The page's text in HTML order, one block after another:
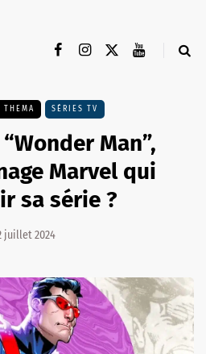
THEMA SÉRIES TV
Man”,
Marvel qui
sa série ?
juillet 2024